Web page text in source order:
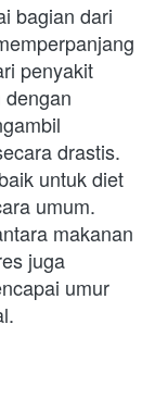
bagian dari
penyakit
drastis.
untuk diet
umum.
makanan
juga
umur